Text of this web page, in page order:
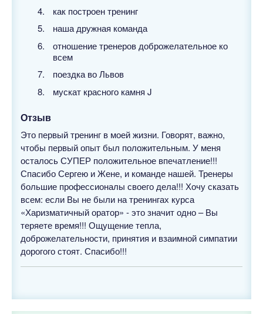
как построен тренинг
наша дружная команда
отношение тренеров доброжелательное ко
всем
поездка во Львов
мускат красного камня J
Отзыв
Это первый тренинг в моей жизни. Говорят, важно,
чтобы первый опыт был положительным. У меня
осталось СУПЕР положительное впечатление!!!
Спасибо Сергею и Жене, и команде нашей. Тренеры
большие профессионалы своего дела!!! Хочу сказать
всем: если Вы не были на тренингах курса
«Харизматичный оратор» - это значит одно – Вы
теряете время!!! Ощущение тепла,
доброжелательности, принятия и взаимной симпатии
дорогого стоят. Спасибо!!!